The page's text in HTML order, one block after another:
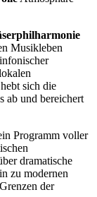
Musikleben
sich die
ab und bereichert
Programm voller
dramatische
zu modernen
der